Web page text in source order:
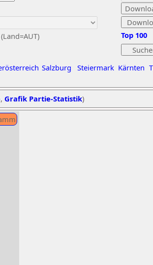
Salzburg Steiermark Kärnten
Top 100
, Grafik Partie-Statistik)